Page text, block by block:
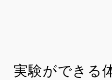
実験ができる